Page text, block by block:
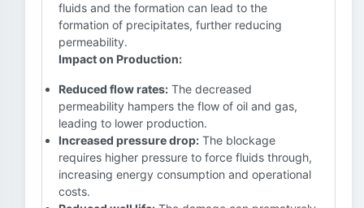
fluids and the formation can lead to the
formation of precipitates, further reducing
permeability.
Impact on Production:
Reduced flow rates: The decreased
permeability hampers the flow of oil and gas,
leading to lower production.
Increased pressure drop: The blockage
requires higher pressure to force fluids through,
increasing energy consumption and operational
costs.